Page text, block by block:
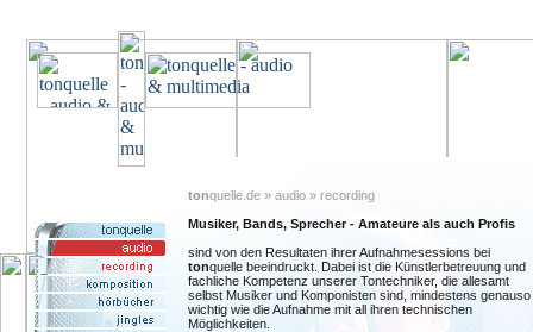
tonquelle.de » audio » recording
Musiker, Bands, Sprecher - Amateure als auch Profis
sind von den Resultaten ihrer Aufnahmesessions bei
tonquelle beeindruckt. Dabei ist die Künstlerbetreuung und
fachliche Kompetenz unserer Tontechniker, die allesamt
selbst Musiker und Komponisten sind, mindestens genauso
wichtig wie die Aufnahme mit all ihren technischen
Möglichkeiten.